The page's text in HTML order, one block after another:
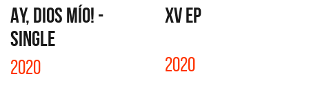
AY, DIOS MÍO! -
SINGLE
2020
XV EP
2020